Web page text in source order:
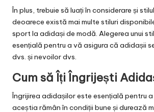
În plus, trebuie să luați în considerare și
deoarece există mai multe stiluri
sport la adidași de modă. Alegerea unui
esențială pentru a vă asigura că adidașii
dvs. și nevoilor dvs.
Cum să Îți Îngrijești
Îngrijirea adidașilor este esențială pentru
aceștia rămân în condiții bune și durează